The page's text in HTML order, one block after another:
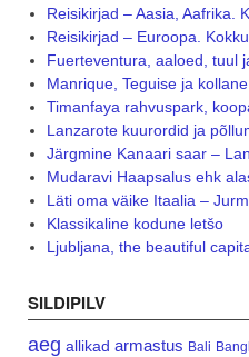
Reisikirjad – Aasia, Aafrika.
Reisikirjad – Euroopa.
Fuerteventura, aaloed, tuul
Manrique, Teguise ja
Timanfaya rahvuspark,
Lanzarote kuurordid ja
Järgmine Kanaari saar –
Mudaravi Haapsalus ehk
Läti oma väike Itaalia –
Klassikaline kodune letšo
Ljubljana, the beautiful
SILDIPILV
aeg allikad armastus Bali